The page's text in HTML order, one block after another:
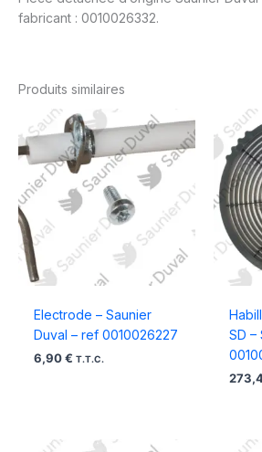
fabricant : 0010026332.
Produits similaires
Electrode – Saunier
Duval – ref 0010026227
6,90 € T.T.C.
SD –